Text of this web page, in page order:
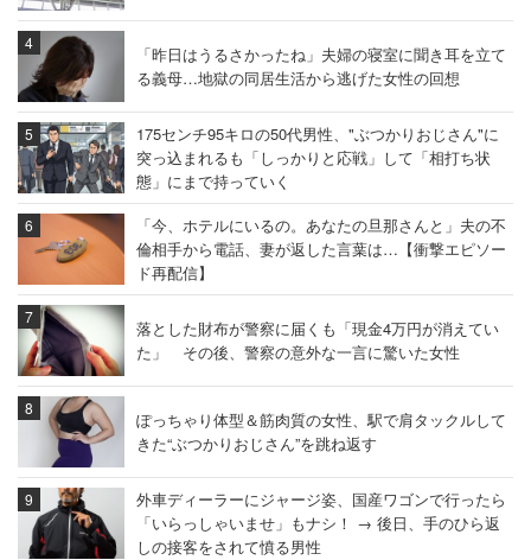
「昨日はうるさかったね」夫婦の寝室に聞き耳を立て
る義母…地獄の同居生活から逃げた女性の回想
175センチ95キロの50代男性、"ぶつかりおじさん"に
突っ込まれるも「しっかりと応戦」して「相打ち状
態」にまで持っていく
「今、ホテルにいるの。あなたの旦那さんと」夫の不
倫相手から電話、妻が返した言葉は…【衝撃エピソー
ド再配信】
落とした財布が警察に届くも「現金4万円が消えてい
た」 その後、警察の意外な一言に驚いた女性
ぽっちゃり体型＆筋肉質の女性、駅で肩タックルして
きた“ぶつかりおじさん”を跳ね返す
外車ディーラーにジャージ姿、国産ワゴンで行ったら
「いらっしゃいませ」もナシ！ → 後日、手のひら返
しの接客をされて憤る男性